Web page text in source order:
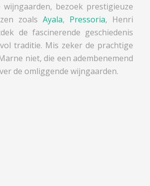
wijngaarden, bezoek prestigieuze
zoals Ayala, Pressoria, Henri
de fascinerende geschiedenis
traditie. Mis zeker de prachtige
niet, die een adembenemend
de omliggende wijngaarden.